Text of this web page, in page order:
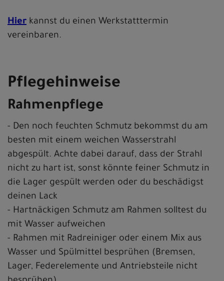
Hier kannst du einen Werkstatttermin
vereinbaren.
Pflegehinweise
Rahmenpflege
- Den noch feuchten Schmutz bekommst du am
besten mit einem weichen Wasserstrahl
abgespült. Achte dabei darauf, dass der Strahl
nicht zu hart ist, sonst könnte feiner Schmutz in
die Lager gespült werden oder du beschädigst
deinen Lack
- Hartnäckigen Schmutz am Rahmen solltest du
mit Wasser aufweichen
- Rahmen mit Radreiniger oder einem Mix aus
Wasser und Spülmittel besprühen (Bremsen,
Lager, Federelemente und Antriebsteile nicht